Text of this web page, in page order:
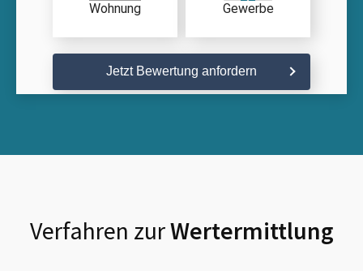
Wohnung Gewerbe
Jetzt Bewertung anfordern
Verfahren zurWertermittlung